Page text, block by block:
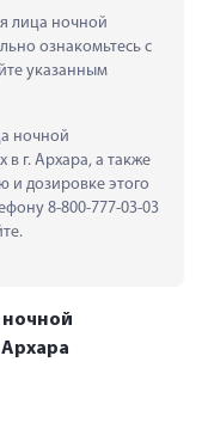
лица ночной
ознакомьтесь с
указанным
ночной
г. Архара, а также
и дозировке этого
8-800-777-03-03
ночной